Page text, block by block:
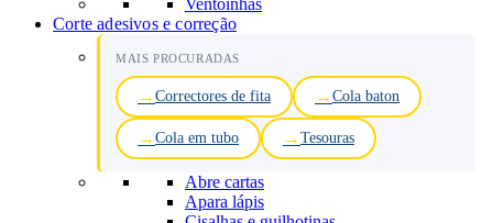
Ventoinhas
Corte adesivos e correção
MAIS PROCURADAS
Correctores de fita Cola baton
Cola em tubo Tesouras
Abre cartas
Apara lápis